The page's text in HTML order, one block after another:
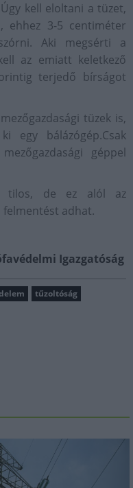
kell eloltani a tüzet,
ehhez 3-5 centiméter
Aki megsérti a
az emiatt keletkező
terjedő bírságot
tüzek is,
egy bálázógép.Csak
géppel
tilos, de ez alól az
adhat.
Igazgatóság
tűzoltóság